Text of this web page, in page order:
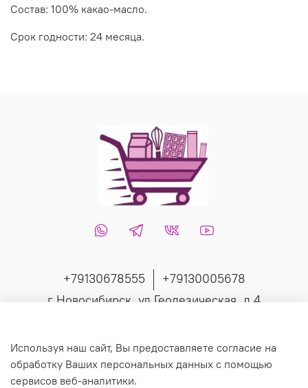
Состав: 100% какао-масло.
Срок годности: 24 месяца.
+79130678555
+79130005678
г Новосибирск, ул Геодезическая, д 4
Используя наш сайт, Вы предоставляете согласие на
обработку Ваших персональных данных с помощью
сервисов веб-аналитики.